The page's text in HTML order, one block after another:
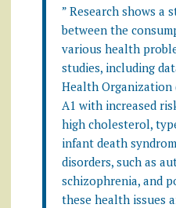
” Research shows a
between the
various health
studies, including
Health Organization
A1 with increased
high cholesterol,
infant death
disorders, such as
schizophrenia, and
these health issues